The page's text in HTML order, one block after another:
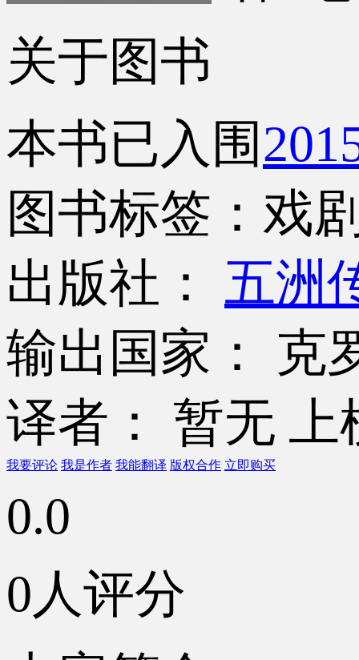
关于图书
本书已入围
图书标签：戏
出版社： 五洲
输出国家： 克
译者： 暂无 上
我要评论 我是作者 我能翻译 版权合作 立即购买
0.0
0人评分